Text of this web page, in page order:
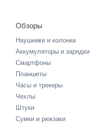
Обзоры
Наушники и колонки
Аккумуляторы и зарядки
Смартфоны
Планшеты
Часы и трекеры
Чехлы
Штуки
Сумки и рюкзаки